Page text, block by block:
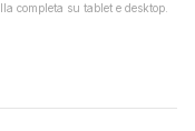
completa su tablet e desktop.